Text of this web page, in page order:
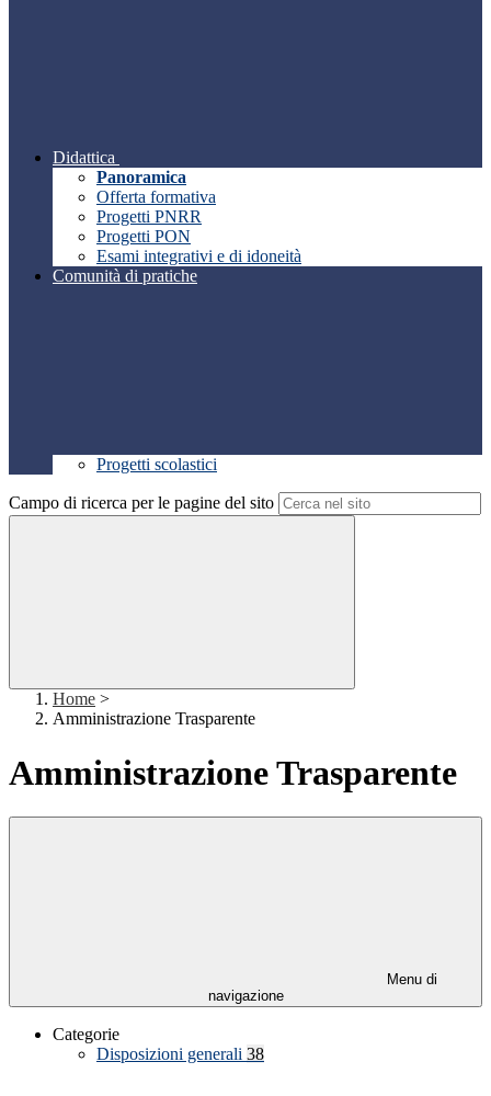
Didattica
Panoramica
Offerta formativa
Progetti PNRR
Progetti PON
Esami integrativi e di idoneità
Comunità di pratiche
Progetti scolastici
Campo di ricerca per le pagine del sito
Home >
Amministrazione Trasparente
Amministrazione Trasparente
Menu di
navigazione
Categorie
Disposizioni generali 38